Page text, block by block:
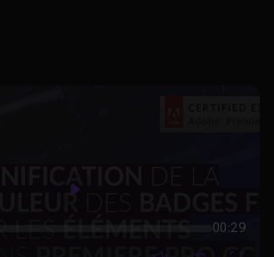
Play
00:29